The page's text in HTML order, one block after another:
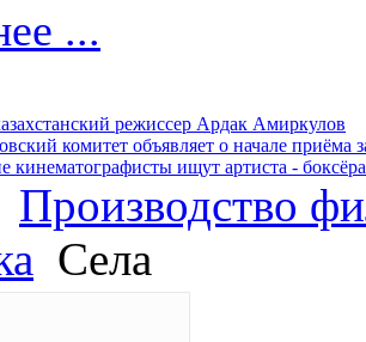
...
режиссер Ардак Амиркулов
комитет объявляет о начале приёма
кинематографисты ищут артиста -
Производство
Села